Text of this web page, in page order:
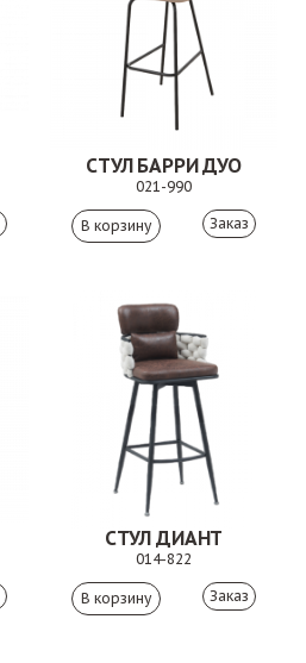
СТУЛ БАРРИ ДУО
021-990
Заказ
СТУЛ ДИАНТ
014-822
Заказ